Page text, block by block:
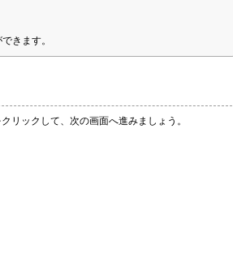
きます。
リックして、次の画面へ進みましょう。